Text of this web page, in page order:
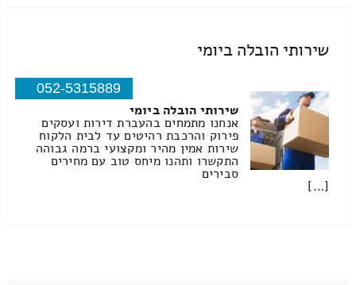
שירותי הובלה ביומי
052-5315889
שירותי הובלה ביומי
אנחנו מתמחים בהעברת דירות ועסקים
פירוק והרכבת רהיטים עד לבית הלקוח
שירות אמין מהיר ומקצועי ברמה גבוהה
התקשרו ותהנו מיחס טוב עם מחירים
סבירים
[…]